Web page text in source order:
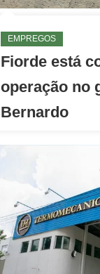
EMPREGOS
Fiorde está
operação no
Bernardo